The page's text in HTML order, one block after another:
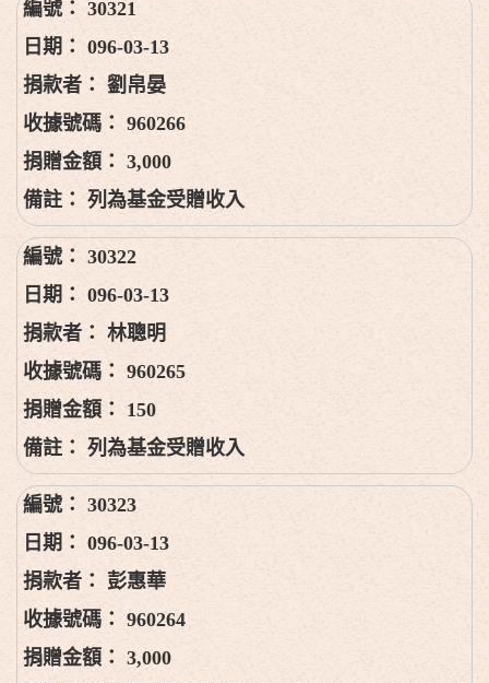
30321
096-03-13
劉帛晏
960266
3,000
列為基金受贈收入
30322
096-03-13
林聰明
960265
150
列為基金受贈收入
30323
096-03-13
彭惠華
960264
3,000